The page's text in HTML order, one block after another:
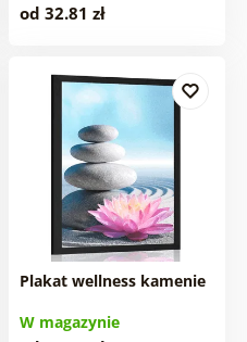
od 32.81 zł
Plakat wellness kamenie
W magazynie